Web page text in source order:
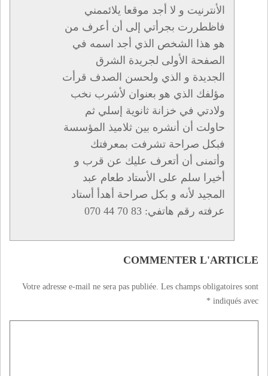
الأنترنيت و لا أجد موقعا يلائممني
فاظطررت بجرأتي إلى أن أعرف من
هو هذا الشخص الذي أجد اسمه في
الصفحة الأولى لجريدة الشرق
الجديدة و الذي ولحسن الصدف قرأت
مؤلفك الذي هو بعنوان لأشرب نخب
ولادتي في خزانة ثانوية إسلي ثم
حاولت أن أنشره بين ثلاميذ المؤسسة
فبكل صراحة تشرفت بمعرفتك
وأتمنى أن أتعرف عليك عن قرب و
أخيرا سلم على الأستاد طعام عبد
المجيد لأنه و بكل صراحة أهدأ أستاد
عرفته رقم هاتفي: 83 70 44 070
COMMENTER L'ARTICLE
Votre adresse e-mail ne sera pas publiée. Les champs obligatoires sont
indiqués avec
*